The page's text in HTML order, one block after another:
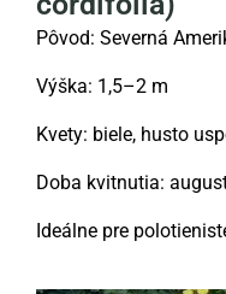
Pôvod: Severná
Výška: 1,5–2 m
Kvety: biele, husto
Doba kvitnutia:
Ideálne pre